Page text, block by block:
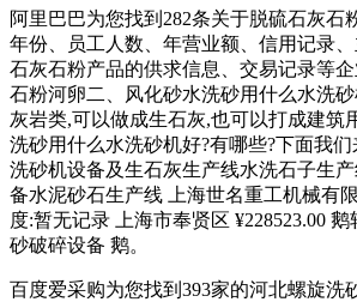
阿里巴巴为您找到282条关于脱硫石灰石
年份、员工人数、年营业额、信用记录
石灰石粉产品的供求信息、交易记录等
石粉河卵二、风化砂水洗砂用什么水洗
灰岩类,可以做成生石灰,也可以打成建筑
洗砂用什么水洗砂机好?有哪些?下面我
洗砂机设备及生石灰生产线水洗石子生
备水泥砂石生产线 上海世名重工机械有
度:暂无记录 上海市奉贤区 ¥228523.00
砂破碎设备 鹅。
百度爱采购为您找到393家的河北螺旋洗